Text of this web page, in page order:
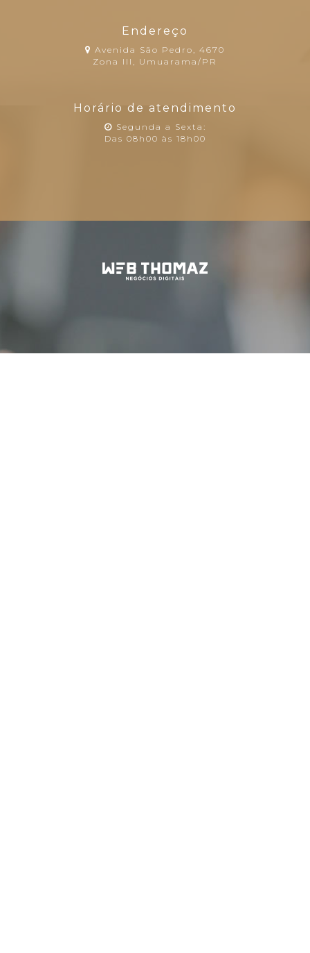
Endereço
Avenida São Pedro, 4670
Zona III, Umuarama/PR
Horário de atendimento
Segunda a Sexta:
Das 08h00 às 18h00